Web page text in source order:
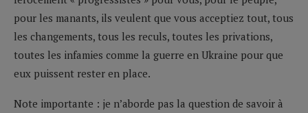
pour les manants, ils veulent que vous acceptiez tout, tous
les changements, tous les reculs, toutes les privations,
toutes les infamies comme la guerre en Ukraine pour que
eux puissent rester en place.
Note importante : je n’aborde pas la question de savoir à